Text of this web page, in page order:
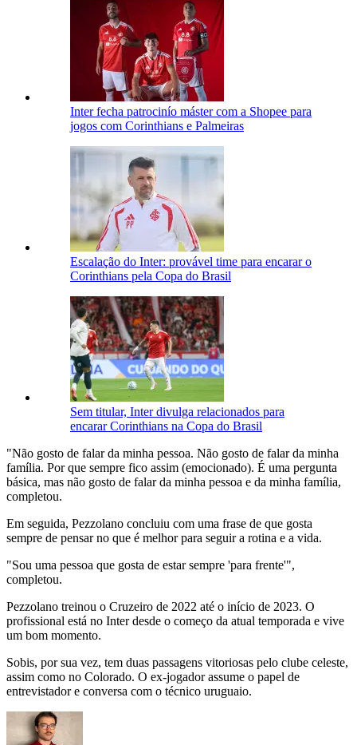
Inter fecha patrocinío máster com a Shopee para
jogos com Corinthians e Palmeiras
Escalação do Inter: provável time para encarar o
Corinthians pela Copa do Brasil
Sem titular, Inter divulga relacionados para
encarar Corinthians na Copa do Brasil
"Não gosto de falar da minha pessoa. Não gosto de falar da minha
família. Por que sempre fico assim (emocionado). É uma pergunta
básica, mas não gosto de falar da minha pessoa e da minha família,
completou.
Em seguida, Pezzolano concluiu com uma frase de que gosta
sempre de pensar no que é melhor para seguir a rotina e a vida.
"Sou uma pessoa que gosta de estar sempre 'para frente'",
completou.
Pezzolano treinou o Cruzeiro de 2022 até o início de 2023. O
profissional está no Inter desde o começo da atual temporada e vive
um bom momento.
Sobis, por sua vez, tem duas passagens vitoriosas pelo clube celeste,
assim como no Colorado. O ex-jogador assume o papel de
entrevistador e conversa com o técnico uruguaio.